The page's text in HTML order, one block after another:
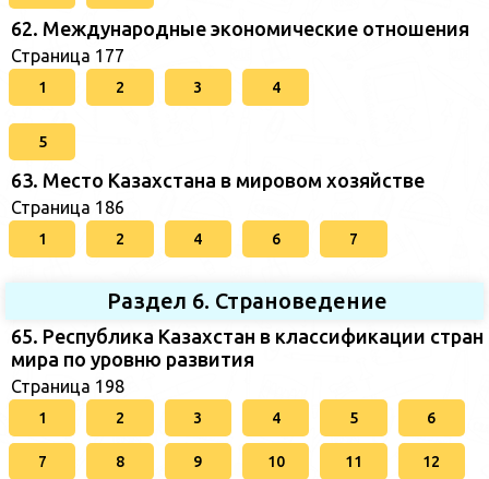
62. Международные экономические отношения
Страница 177
1 2 3 4
5
63. Место Казахстана в мировом хозяйстве
Страница 186
1 2 4 6 7
Раздел 6. Страноведение
65. Республика Казахстан в классификации стран
мира по уровню развития
Страница 198
1 2 3 4 5 6
7 8 9 10 11 12